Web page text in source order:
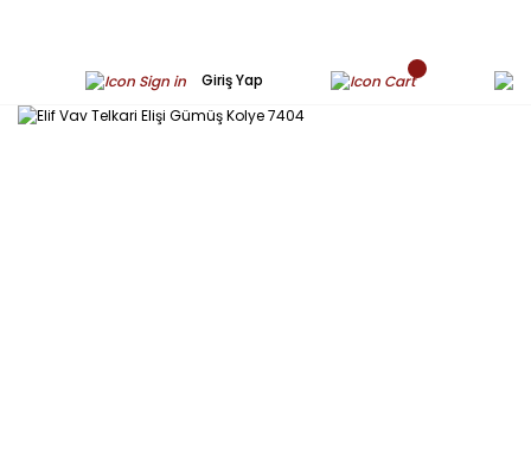
Giriş Yap